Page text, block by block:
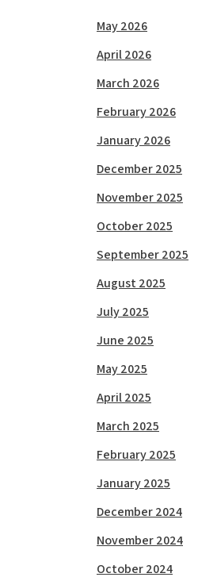
May 2026
April 2026
March 2026
February 2026
January 2026
December 2025
November 2025
October 2025
September 2025
August 2025
July 2025
June 2025
May 2025
April 2025
March 2025
February 2025
January 2025
December 2024
November 2024
October 2024